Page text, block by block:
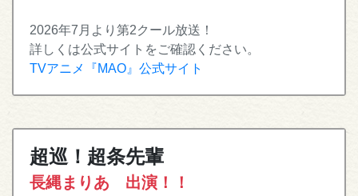
2026年7月より第2クール放送！
詳しくは公式サイトをご確認ください。
TVアニメ『MAO』公式サイト
超巡！超条先輩
長縄まりあ 出演！！